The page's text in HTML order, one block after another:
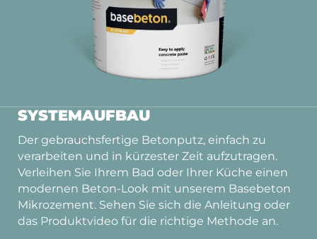
SYSTEMAUFBAU
Der gebrauchsfertige Betonputz, einfach zu
verarbeiten und in kürzester Zeit aufzutragen.
Verleihen Sie Ihrem Bad oder Ihrer Küche einen
modernen Beton-Look mit unserem Basebeton
Mikrozement. Sehen Sie sich die Anleitung oder
das Produktvideo für die richtige Methode an.